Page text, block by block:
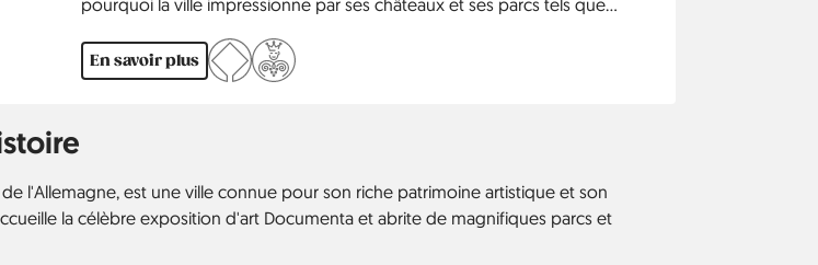
pourquoi la ville impressionne par ses châteaux et ses parcs tels que
patrimoine mondial de l'UNESCO. La documenta Cassel est également
bien connue.
En savoir plus
de l'Allemagne, est une ville connue pour son riche patrimoine artistique et son
la célèbre exposition d'art Documenta et abrite de magnifiques parcs et